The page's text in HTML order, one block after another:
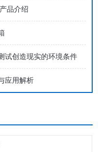
品介绍
试创造现实的环境条件
应用解析